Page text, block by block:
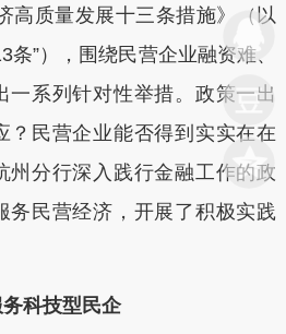
高质量发展十三条措施》（ 以
条”），围绕民营企业融资难、
一系列针对性举措。政策一出
？民营企业能否得到实实在在
州分行深入践行金融工作的政
务民营经济，开展了积极实践
科技型民企